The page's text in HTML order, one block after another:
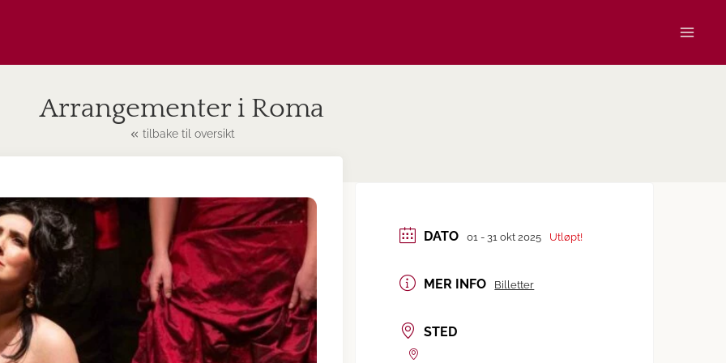
Arrangementer i Roma
tilbake til oversikt
DATO 01 - 31 okt 2025 Utløpt!
MER INFO Billetter
STED